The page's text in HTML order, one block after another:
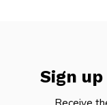
Sign